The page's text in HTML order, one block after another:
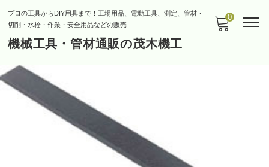
プロの工具からDIY用具まで！工場用品、電動工具、測定、管材・
切削・水栓・作業・安全用品などの販売
機械工具・管材通販の茂木機工
0